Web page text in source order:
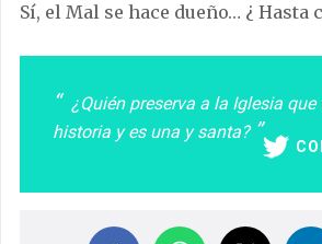
Sí, el Mal se hace dueño… ¿ Hasta
¿Quién preserva a la Iglesia
historia y es una y santa?